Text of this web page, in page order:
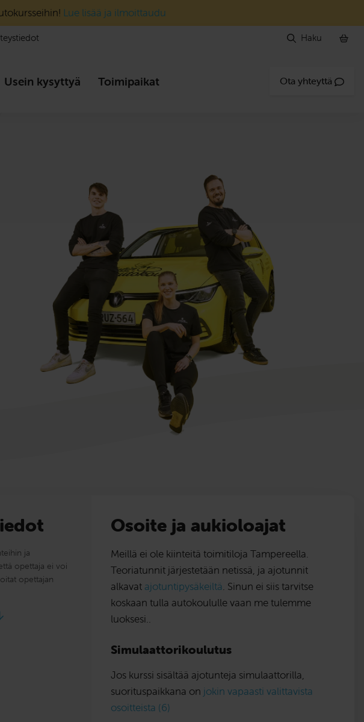
Lue lisää ja ilmoittaudu
Usein kysyttyä Toimipaikat Ota yhteyttä
Haku
ja
opettaja ei voi
opettajan
Osoite ja aukioloajat
Meillä ei ole kiinteitä toimitiloja Tampereella.
Teoriatunnit järjestetään netissä, ja ajotunnit
alkavat ajotuntipysäkeiltä. Sinun ei siis tarvitse
koskaan tulla autokoululle vaan me tulemme
luoksesi..
Simulaattorikoulutus
Jos kurssi sisältää ajotunteja simulaattorilla,
suorituspaikkana on jokin vapaasti valittavista
osoitteista (6)